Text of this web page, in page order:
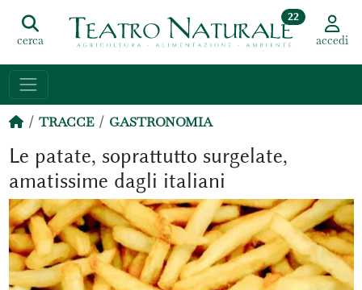
cerca
22
accedi
TRACCE GASTRONOMIA
Le patate, soprattutto surgelate,
amatissime dagli italiani